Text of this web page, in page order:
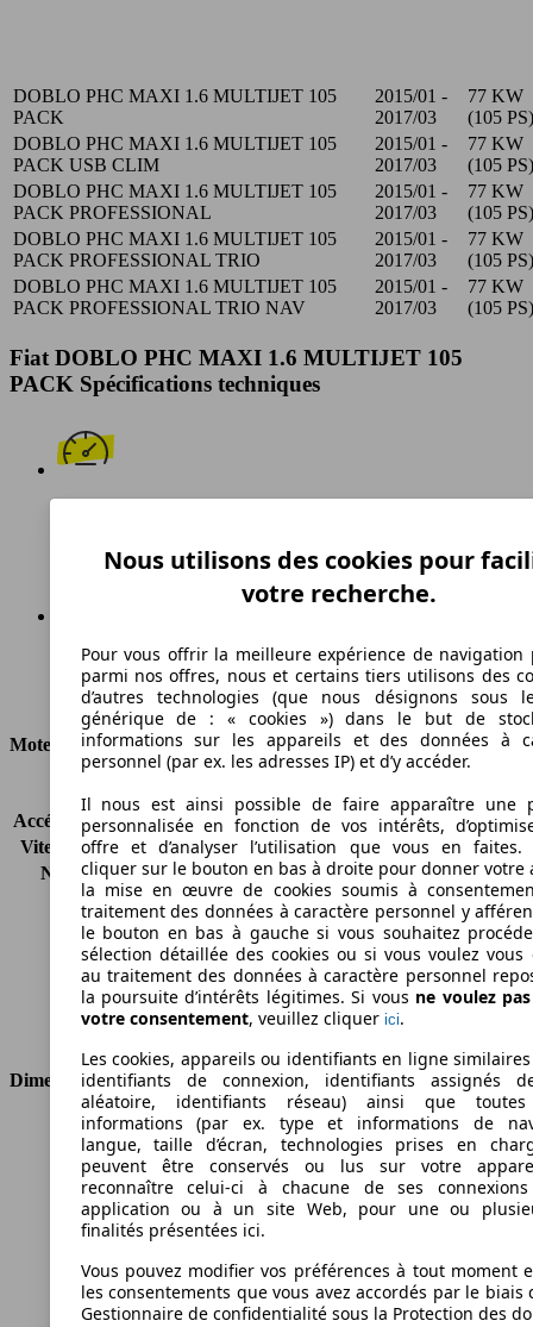
DOBLO PHC MAXI 1.6 MULTIJET 105
PACK
2015/01 -
2017/03
77 KW
(105 PS)
DOBLO PHC MAXI 1.6 MULTIJET 105
PACK USB CLIM
2015/01 -
2017/03
77 KW
(105 PS)
DOBLO PHC MAXI 1.6 MULTIJET 105
PACK PROFESSIONAL
2015/01 -
2017/03
77 KW
(105 PS)
DOBLO PHC MAXI 1.6 MULTIJET 105
PACK PROFESSIONAL TRIO
2015/01 -
2017/03
77 KW
(105 PS)
DOBLO PHC MAXI 1.6 MULTIJET 105
PACK PROFESSIONAL TRIO NAV
2015/01 -
2017/03
77 KW
(105 PS)
Fiat DOBLO PHC MAXI 1.6 MULTIJET 105
PACK Spécifications techniques
Vitesse maximale
Diesel
Carburant
Moteur et Puissance
KW (CH)
77 kW (105 PS)
Accélération (0-100 km/h)
Vitesse maximale (km/h) 164 km/h
Nombre de vitesses
6
Couple
290 nm
Cylindrée
1598 ccm
Carburant
Diesel
Cylindres
4
Transmission
Boîte manuelle
Type de traction
Traction avant
Dimensions
Longueur
4577 mm
Hauteur
1845 mm
Largeur
1789 mm
Empattement
3105 mm
Poids maximum
Charge maximale
1155 kg
Portes
2
Sièges
2
Nous utilisons des cookies pour
votre recherche.
Pour vous offrir la meilleure expérience de navigation
parmi nos offres, nous et certains tiers utilisons des
d’autres technologies (que nous désignons sous
générique de : « cookies ») dans le but de
informations sur les appareils et des données à
personnel (par ex. les adresses IP) et d’y accéder.
Il nous est ainsi possible de faire apparaître une
personnalisée en fonction de vos intérêts,
offre et d’analyser l’utilisation que vous en faites.
cliquer sur le bouton en bas à droite pour donner votre
la mise en œuvre de cookies soumis à
traitement des données à caractère personnel y
le bouton en bas à gauche si vous souhaitez
sélection détaillée des cookies ou si vous voulez vous
au traitement des données à caractère personnel
la poursuite d’intérêts légitimes. Si vous ne voulez
votre consentement, veuillez cliquer ici.
Les cookies, appareils ou identifiants en ligne
identifiants de connexion, identifiants assignés
aléatoire, identifiants réseau) ainsi que
informations (par ex. type et informations de
langue, taille d’écran, technologies prises en
peuvent être conservés ou lus sur votre
reconnaître celui-ci à chacune de ses
application ou à un site Web, pour une ou
finalités présentées ici.
Vous pouvez modifier vos préférences à tout moment
les consentements que vous avez accordés par le biais
Gestionnaire de confidentialité sous la Protection des